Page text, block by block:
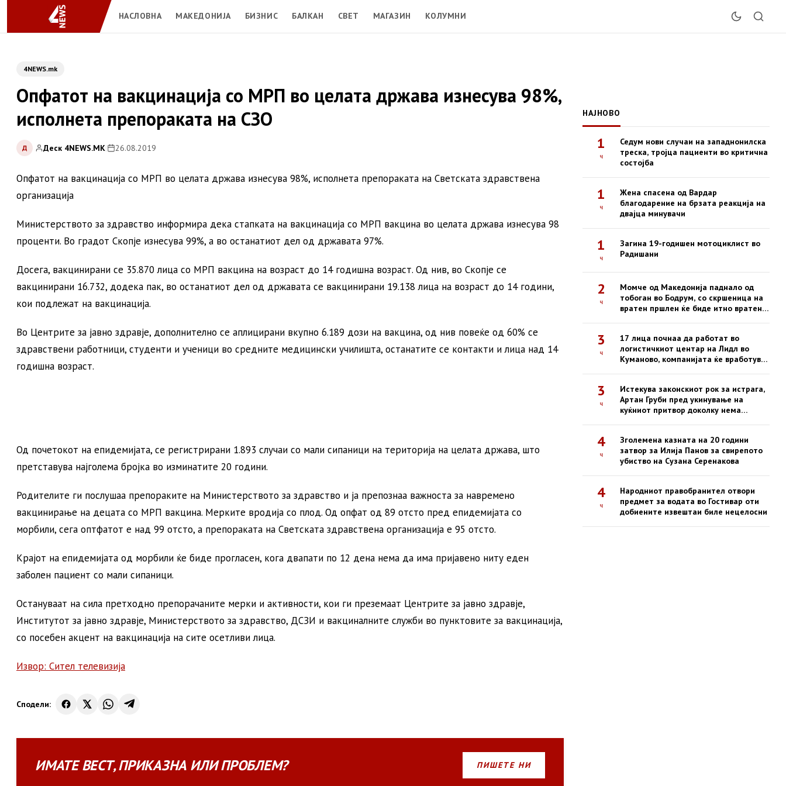
НАСЛОВНА МАКЕДОНИЈА БИЗНИС БАЛКАН СВЕТ МАГАЗИН КОЛУМНИ
4NEWS.mk
Опфатот на вакцинација со МРП во целата држава изнесува 98%,
исполнета препораката на СЗО
Д Деск 4NEWS.MK| 26.08.2019
Опфатот на вакцинација со МРП во целата држава изнесува 98%, исполнета препораката на Светската здравствена
организација
Министерството за здравство информира дека стапката на вакцинација со МРП вакцина во целата држава изнесува 98
проценти. Во градот Скопје изнесува 99%, а во останатиот дел од државата 97%.
Досега, вакцинирани се 35.870 лица со МРП вакцина на возраст до 14 годишна возраст. Од нив, во Скопје се
вакцинирани 16.732, додека пак, во останатиот дел од државата се вакцинирани 19.138 лица на возраст до 14 години,
кои подлежат на вакцинација.
Во Центрите за јавно здравје, дополнително се аплицирани вкупно 6.189 дози на вакцина, од нив повеќе од 60% се
здравствени работници, студенти и ученици во средните медицински училишта, останатите се контакти и лица над 14
годишна возраст.
Од почетокот на епидемијата, се регистрирани 1.893 случаи со мали сипаници на територија на целата држава, што
претставува најголема бројка во изминатите 20 години.
Родителите ги послушаа препораките на Министерството за здравство и ја препознаа важноста за навремено
вакцинирање на децата со МРП вакцина. Мерките вродија со плод. Од опфат од 89 отсто пред епидемијата со
морбили, сега оптфатот е над 99 отсто, а препораката на Светската здравствена организација е 95 отсто.
Крајот на епидемијата од морбили ќе биде прогласен, кога двапати по 12 дена нема да има пријавено ниту еден
заболен пациент со мали сипаници.
Остануваат на сила претходно препорачаните мерки и активности, кои ги преземаат Центрите за jавно здравје,
Институтот за jавно здравје, Министерството за здравство, ДСЗИ и вакциналните служби во пунктовите за вакцинација,
со посебен акцент на вакцинација на сите осетливи лица.
Извор: Сител телевизија
Сподели:
ИМАТЕВЕСТ,ПРИКАЗНА ИЛИПРОБЛЕМ? ПИШЕТЕ НИ
НАЈНОВО
1
ч
Седум нови случаи на западнонилска
треска, тројца пациенти во критична
состојба
1
ч
Жена спасена од Вардар
благодарение на брзата реакција на
двајца минувачи
1
ч
Загина 19-годишен мотоциклист во
Радишани
2
ч
Момче од Македонија паднало од
тобоган во Бодрум, со скршеница на
вратен пршлен ќе биде итно вратено
3
ч
17 лица почнаа да работат во
логистичкиот центар на Лидл во
Куманово, компанијата ќе вработува
3
ч
Истекува законскиот рок за истрага,
Артан Груби пред укинување на
куќниот притвор доколку нема
4
ч
Зголемена казната на 20 години
затвор за Илија Панов за свирепото
убиство на Сузана Серенакова
4
ч
Народниот правобранител отвори
предмет за водата во Гостивар оти
добиените извештаи биле нецелосни